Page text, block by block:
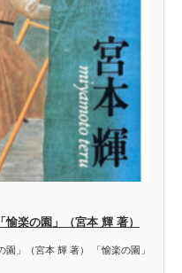
楽の園」（宮本 輝 著）
」（宮本 輝 著） 「愉楽の園」